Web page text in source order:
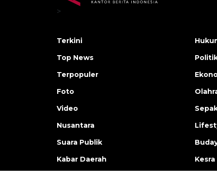
>
Terkini
Top News
Terpopuler
Foto
Video
Nusantara
Suara Publik
Kabar Daerah
Kesra